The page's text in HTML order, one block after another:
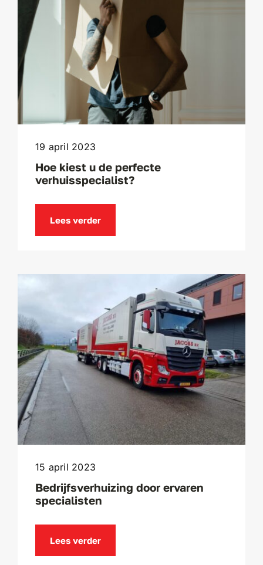
19 april 2023
Hoe kiest u de perfecte
verhuisspecialist?
Lees verder
15 april 2023
Bedrijfsverhuizing door ervaren
specialisten
Lees verder